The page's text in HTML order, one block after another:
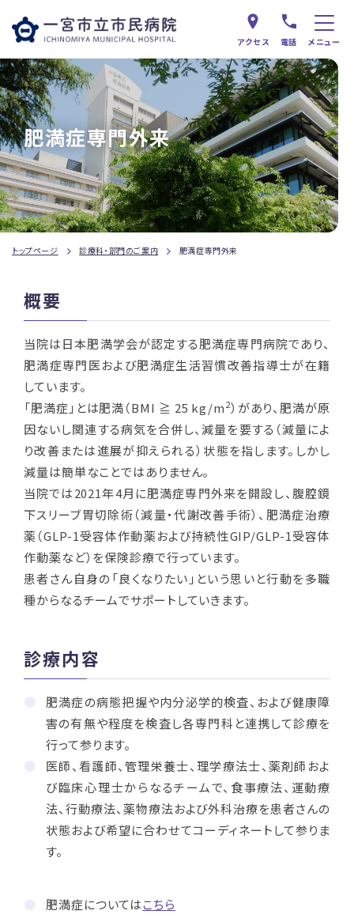
アクセス 電話 メニュー
肥満症専門外来
トップページ 診療科・部門のご案内 肥満症専門外来
概要
当院は日本肥満学会が認定する肥満症専門病院であり、
肥満症専門医および肥満症生活習慣改善指導士が在籍
しています。
「肥満症」とは肥満（BMI ≧ 25 kg/m2）があり、肥満が原
因ないし関連する病気を合併し、減量を要する（減量によ
り改善または進展が抑えられる）状態を指します。しかし
減量は簡単なことではありません。
当院では2021年4月に肥満症専門外来を開設し、腹腔鏡
下スリーブ胃切除術（減量・代謝改善手術）、肥満症治療
薬（GLP-1受容体作動薬および持続性GIP/GLP-1受容体
作動薬など）を保険診療で行っています。
患者さん自身の「良くなりたい」という思いと行動を多職
種からなるチームでサポートしていきます。
診療内容
肥満症の病態把握や内分泌学的検査、および健康障
害の有無や程度を検査し各専門科と連携して診療を
行って参ります。
医師、看護師、管理栄養士、理学療法士、薬剤師およ
び臨床心理士からなるチームで、食事療法、運動療
法、行動療法、薬物療法および外科治療を患者さんの
状態および希望に合わせてコーディネートして参りま
す。
肥満症についてはこちら